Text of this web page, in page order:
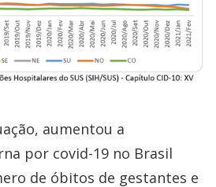
aumentou a
por covid-19 no Brasil
de óbitos de gestantes e